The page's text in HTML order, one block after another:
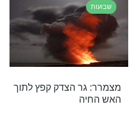
תפילת השל"ה